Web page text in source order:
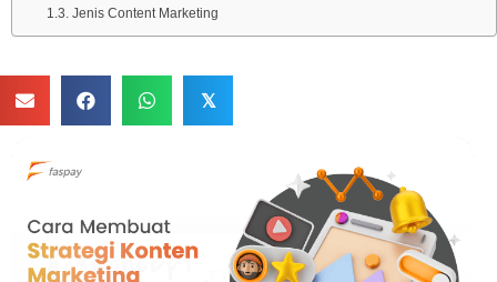
Jenis Content Marketing
𝕏